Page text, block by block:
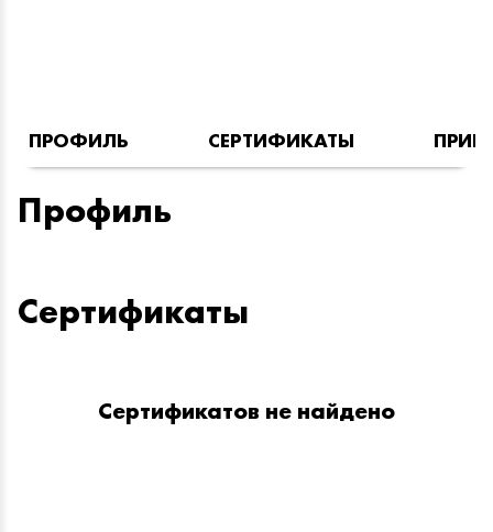
ПРОФИЛЬ СЕРТИФИКАТЫ
Профиль
Сертификаты
Сертификатов не найдено